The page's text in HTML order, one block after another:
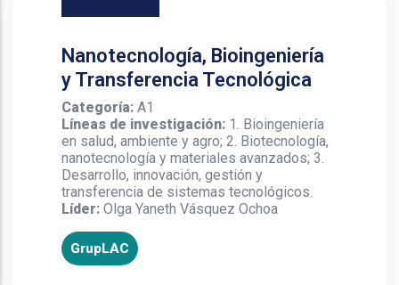
Nanotecnología, Bioingeniería
y Transferencia Tecnológica
Categoría: A1
Líneas de investigación: 1. Bioingeniería
en salud, ambiente y agro; 2. Biotecnología,
nanotecnología y materiales avanzados; 3.
Desarrollo, innovación, gestión y
transferencia de sistemas tecnológicos.
Líder: Olga Yaneth Vásquez Ochoa
GrupLAC